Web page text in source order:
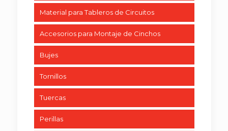
Material para Tableros de Circuitos
Accesorios para Montaje de Cinchos
Bujes
Tornillos
Tuercas
Perillas